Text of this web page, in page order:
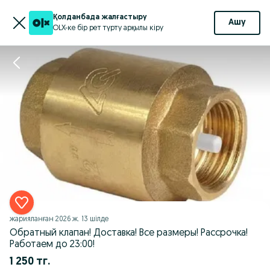
Қолданбада жалғастыру
OLX-ке бір рет түрту арқылы кіру
Ашу
жарияланған 2026 ж. 13 шілде
Обратный клапан! Доставка! Все размеры! Рассрочка!
Работаем до 23:00!
1 250 тг.